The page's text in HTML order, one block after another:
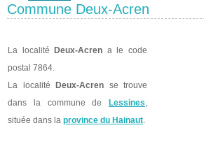
Commune Deux-Acren
La localité Deux-Acren a le code
postal 7864.
La localité
Deux-Acren se trouve
dans la commune de
Lessines,
située dans la province du Hainaut.